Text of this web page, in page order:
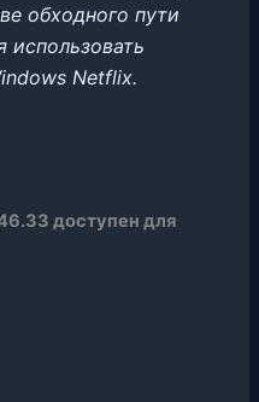
обходного пути
использовать
Netflix.
доступен для